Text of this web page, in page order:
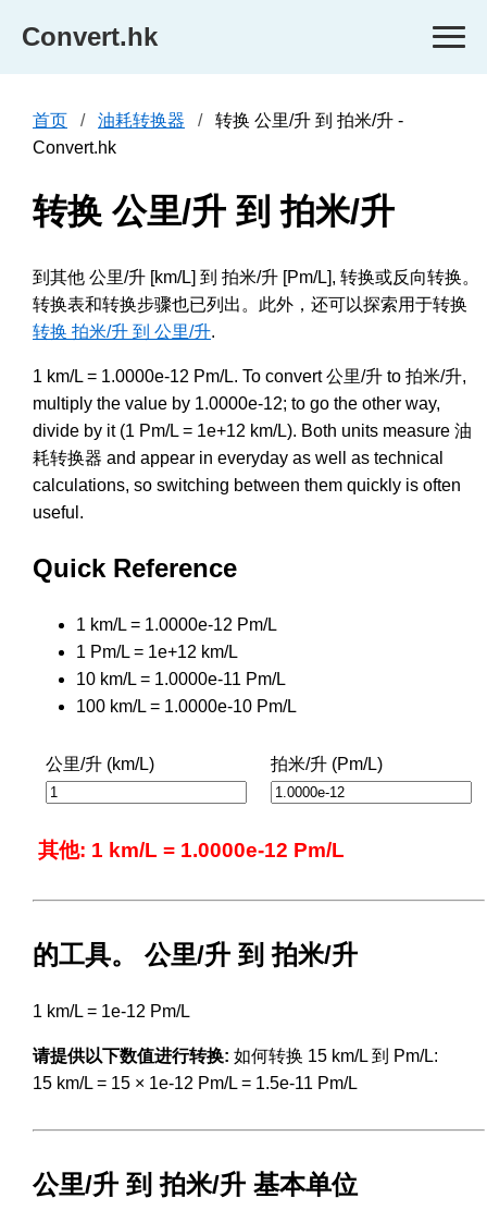
Convert.hk
首页 油耗转换器
转换 公里/升 到 拍米/升 -
Convert.hk
转换 公里/升 到 拍米/升
到其他 公里/升 [km/L] 到 拍米/升 [Pm/L], 转换或反向转换。
转换表和转换步骤也已列出。此外，还可以探索用于转换
转换 拍米/升 到 公里/升.
1 km/L = 1.0000e-12 Pm/L. To convert 公里/升 to 拍米/升,
multiply the value by 1.0000e-12; to go the other way,
divide by it (1 Pm/L = 1e+12 km/L). Both units measure 油
耗转换器 and appear in everyday as well as technical
calculations, so switching between them quickly is often
useful.
Quick Reference
1 km/L = 1.0000e-12 Pm/L
1 Pm/L = 1e+12 km/L
10 km/L = 1.0000e-11 Pm/L
100 km/L = 1.0000e-10 Pm/L
公里/升 (km/L) 拍米/升 (Pm/L)
其他: 1 km/L = 1.0000e-12 Pm/L
的工具。 公里/升 到 拍米/升
1 km/L = 1e-12 Pm/L
请提供以下数值进行转换: 如何转换 15 km/L 到 Pm/L:
15 km/L = 15 × 1e-12 Pm/L = 1.5e-11 Pm/L
公里/升 到 拍米/升 基本单位